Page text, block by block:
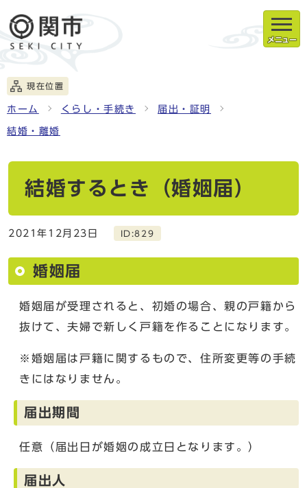
メニュー
現在位置
ホーム くらし・手続き 届出・証明
結婚・離婚
結婚するとき（婚姻届）
2021年12月23日 ID:829
婚姻届
婚姻届が受理されると、初婚の場合、親の戸籍から
抜けて、夫婦で新しく戸籍を作ることになります。
※婚姻届は戸籍に関するもので、住所変更等の手続
きにはなりません。
届出期間
任意（届出日が婚姻の成立日となります。）
届出人